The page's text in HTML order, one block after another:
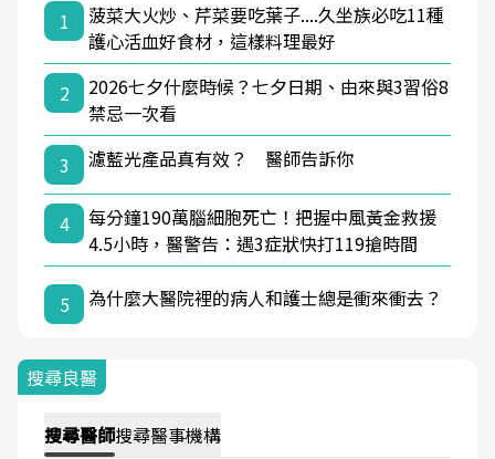
1
菠菜大火炒、芹菜要吃葉子....久坐族必吃11種
護心活血好食材，這樣料理最好
2
2026七夕什麼時候？七夕日期、由來與3習俗8
禁忌一次看
3
濾藍光產品真有效？ 醫師告訴你
4
每分鐘190萬腦細胞死亡！把握中風黃金救援
4.5小時，醫警告：遇3症狀快打119搶時間
5 為什麼大醫院裡的病人和護士總是衝來衝去？
搜尋良醫
搜尋醫師搜尋醫事機構